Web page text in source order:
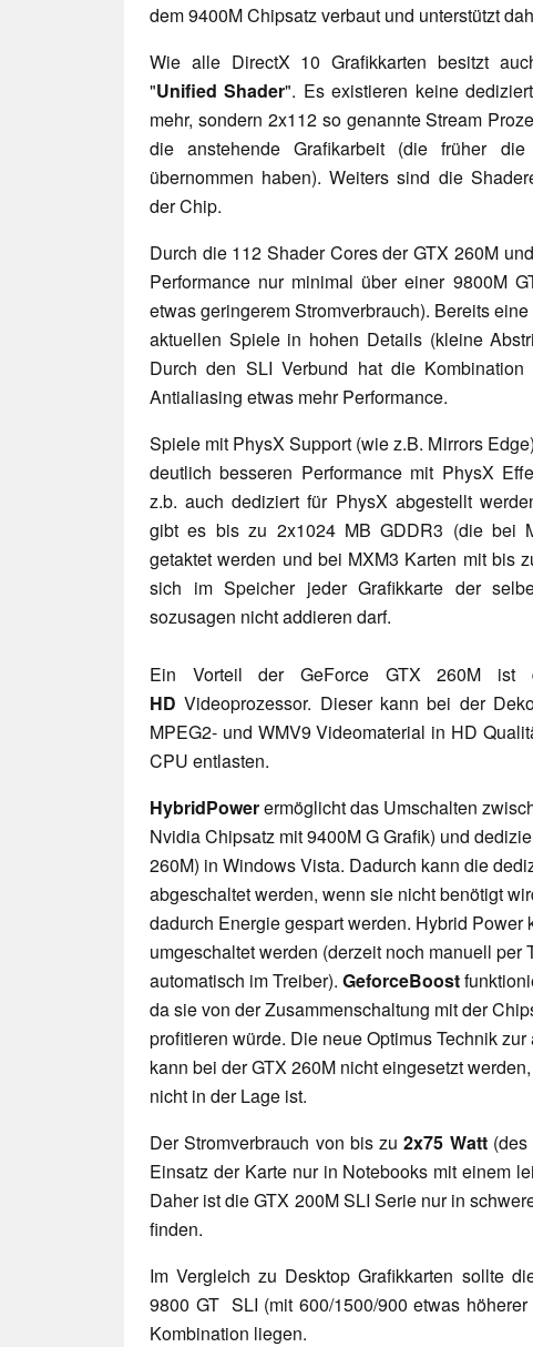
dem 9400M Chipsatz verbaut und unterstützt
Wie alle DirectX 10 Grafikkarten besitzt
"Unified Shader". Es existieren keine
mehr, sondern 2x112 so genannte Stream
die anstehende Grafikarbeit (die früher
übernommen haben). Weiters sind die
der Chip.
Durch die 112 Shader Cores der GTX 260M
Performance nur minimal über einer 9800M
etwas geringerem Stromverbrauch). Bereits
aktuellen Spiele in hohen Details (kleine
Durch den SLI Verbund hat die
Antialiasing etwas mehr Performance.
Spiele mit PhysX Support (wie z.B. Mirrors
deutlich besseren Performance mit PhysX
z.b. auch dediziert für PhysX abgestellt
gibt es bis zu 2x1024 MB GDDR3 (die bei
getaktet werden und bei MXM3 Karten mit bis
sich im Speicher jeder Grafikkarte der
sozusagen nicht addieren darf.
Ein Vorteil der GeForce GTX 260M ist
HD Videoprozessor. Dieser kann bei der
MPEG2- und WMV9 Videomaterial in HD
CPU entlasten.
HybridPowerermöglicht das Umschalten
Nvidia Chipsatz mit 9400M G Grafik) und
260M) in Windows Vista. Dadurch kann die
abgeschaltet werden, wenn sie nicht benötigt
dadurch Energie gespart werden. Hybrid Power
umgeschaltet werden (derzeit noch manuell per
automatisch im Treiber). GeforceBoost
da sie von der Zusammenschaltung mit der
profitieren würde. Die neue Optimus Technik
kann bei der GTX 260M nicht eingesetzt
nicht in der Lage ist.
Der Stromverbrauch von bis zu2x75 Watt(des
Einsatz der Karte nur in Notebooks mit einem
Daher ist die GTX 200M SLI Serie nur in
finden.
Im Vergleich zu Desktop Grafikkarten sollte
9800 GT SLI (mit 600/1500/900 etwas
Kombination liegen.